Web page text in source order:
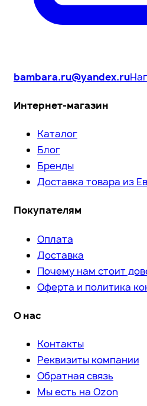
bambara.ru@yandex.ru
Интернет-магазин
Каталог
Блог
Бренды
Доставка товара из
Покупателям
Оплата
Доставка
Почему нам стоит
Оферта и политика
О нас
Контакты
Реквизиты компании
Обратная связь
Мы есть на Ozon